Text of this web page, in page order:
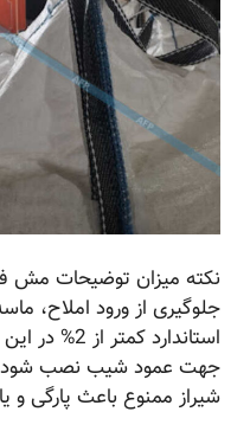
جلوگیری از ورود املاح،
استاندارد کمتر از
جهت عمود شیب نصب شود.
شیراز ممنوع باعث پارگی و